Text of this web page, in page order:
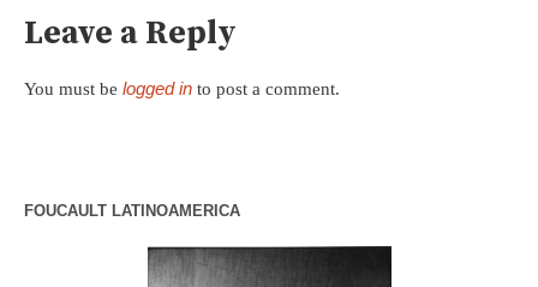
Leave a Reply
You must be logged in to post a comment.
FOUCAULT LATINOAMERICA